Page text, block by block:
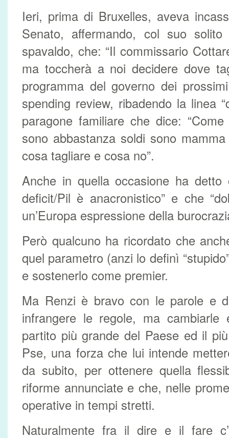
Ieri, prima di Bruxelles, aveva
Senato, affermando, col suo
spavaldo, che: “Il commissario
ma toccherà a noi decidere dove
programma del governo dei
spending review, ribadendo la linea
paragone familiare che dice:
sono abbastanza soldi sono
cosa tagliare e cosa no”.
Anche in quella occasione ha detto
deficit/Pil è anacronistico” e che
un’Europa espressione della
Però qualcuno ha ricordato che
quel parametro (anzi lo definì
e sostenerlo come premier.
Ma Renzi è bravo con le parole e
infrangere le regole, ma
partito più grande del Paese ed il
Pse, una forza che lui intende
da subito, per ottenere quella
riforme annunciate e che, nelle
operative in tempi stretti.
Naturalmente fra il dire e il fare